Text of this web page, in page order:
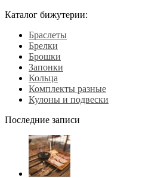
Каталог бижутерии:
Браслеты
Брелки
Брошки
Запонки
Кольца
Комплекты разные
Кулоны и подвески
Последние записи